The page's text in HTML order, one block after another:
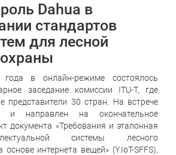
Dahua в
стандартов
для лесной
в онлайн-режиме состоялось
заседание комиссии ITU-T, где
представители 30 стран. На встрече
и направлен на окончательное
документа «Требования и эталонная
системы лесного
интернета вещей» (Y.IoT-SFFS),